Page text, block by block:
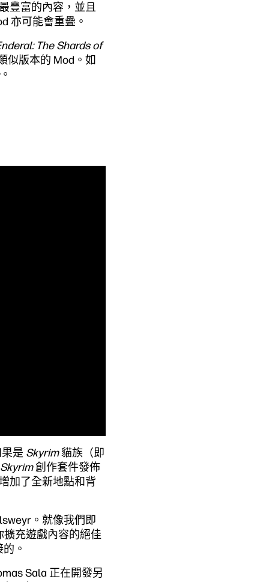
豐富的內容，並且
亦可能會重疊。
The Shards of
似版本的 Mod。如
。
是 Skyrim貓族（即
Skyrim創作套件發佈
加了全新地點和背
。就像我們即
充遊戲內容的絕佳
。
Sala 正在開發另